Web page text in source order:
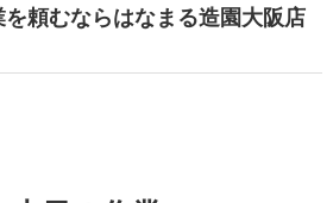
を頼むならはなまる造園大阪店